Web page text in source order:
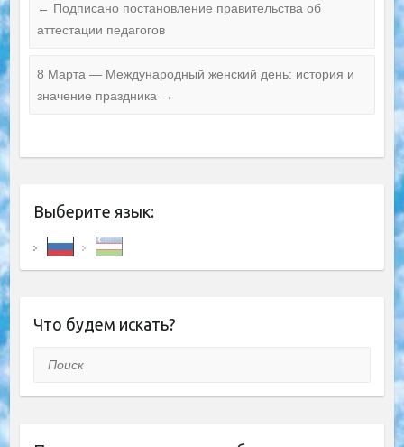
← Подписано постановление правительства об
аттестации педагогов
8 Марта — Международный женский день: история и
значение праздника →
Выберите язык:
Что будем искать?
Поиск